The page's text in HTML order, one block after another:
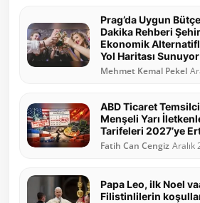
Prag’da Uygun
Dakika Rehberi
Ekonomik
Yol Haritası Sunuyor
Mehmet Kemal Pekel
ABD Ticaret
Menşeli Yarı
Tarifeleri 2027’ye
Fatih Can Cengiz Aralık
Papa Leo, ilk Noel
Filistinlilerin